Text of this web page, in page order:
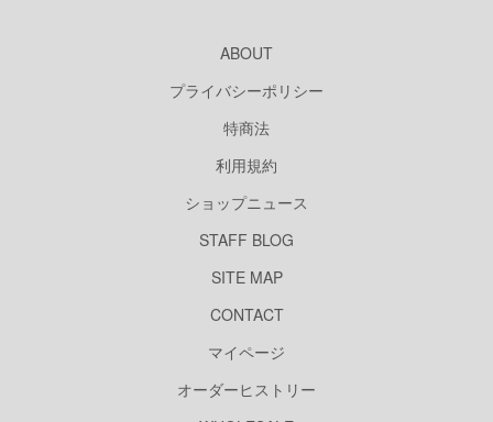
ABOUT
プライバシーポリシー
特商法
利用規約
ショップニュース
STAFF BLOG
SITE MAP
CONTACT
マイページ
オーダーヒストリー